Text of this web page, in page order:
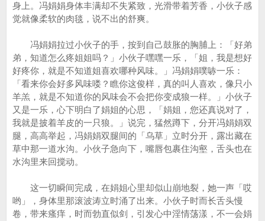
身上。冯娟娟身体丰满却不失紧致，光滑带着芳香，小伙子感
觉就像柔软的肉毯，说不出的舒爽。
冯娟娟拉过小伙子的手，按到自己鼓胀的胸脯上：「好弟
弟，知道怎么疼姐姐吗？」小伙子嘿嘿一乐，「姐，我是想好
好疼你，就是不知道姐喜欢哪种风味。」冯娟娟噗哧一乐：
「看来你会好多风味喽？瞧你这俊样，真的叫人喜欢，像只小
羊羔，就是不知道你的风味会不会把你变成狼一样。」小伙子
又是一乐，心下明白了娟姐的心思，「娟姐，您还真说对了，
我就是披着羊皮的一只狼。」说完，猛然蹲下，分开冯娟娟双
腿，高高举起，冯娟娟双腿间的「乌草」立时分开，露出藏在
草中那一道水沟。小伙子急向下，嘴唇包裹住沟壑，舌头也在
水沟里来回搅动。
这一切瞬间完成，在娟姐心里却似山崩地裂，她一声「哎
哟」，身体里那滚波涛立时涌了出来。小伙子时而长舌头慢
卷，带来瘙痒，时而勃直似剑，引发心中淫情荡漾，不一会娟